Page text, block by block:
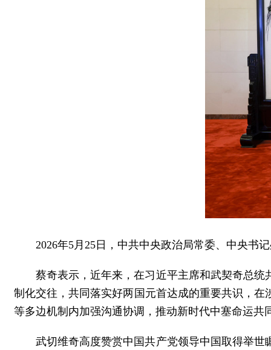
2026年5月25日，中共中央政治局常委、中央书
蔡奇表示，近年来，在习近平主席和武契奇总
制化交往，共同落实好两国元首达成的重要共识，
等多边机制内加强沟通协调，推动新时代中塞命运共
武切维奇高度赞赏中国共产党领导中国取得举